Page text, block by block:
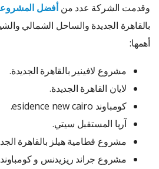
وقدمت الشركة عدد منأفضل
أهمها:
مشروع لافينير بالقاهرة الجديدة.
لايان القاهرة الجديدة.
كومباوند esidence new cairo.
آريا المستقبل سيتي.
مشروع قطامية هيلز بالقاهرة
مشروع جراند ريزيدنس و